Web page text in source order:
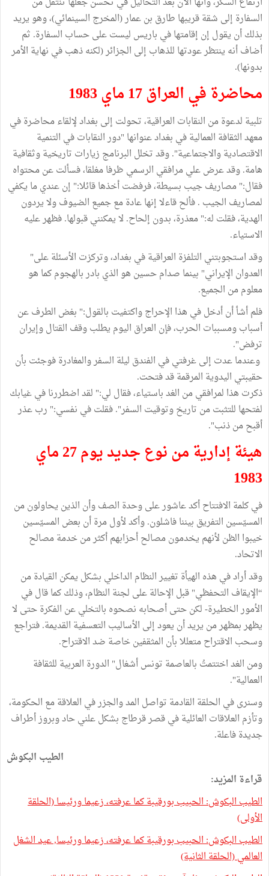
السفارة إلى شقة قريبها طارق بن عمار (المخرج السينمائي)، وهو يريد
بذلك أن يقول إن إقامتها في باريس ليست على حساب السفارة. ثم
أضاف أنه ينتظر عودتها للذهاب إلى الجزائر (لكنه ذهب في نهاية الأمر
بدونها).
محاضرة في العراق 17 ماي 1983
تلبية لدعوة من النقابات العراقية، تحولت إلى بغداد لإلقاء محاضرة في
معهد الثقافة العمالية في بغداد عنوانها "دور النقابات في التنمية
الاقتصادية والاجتماعية". وقد تخلل البرنامج زيارات تاريخية وثقافية
هامة. وقد عرض علي مرافقي الرسمي ظرفا مغلقا، فسألت عن محتواه
فقال:" مصاريف جيب بسيطة، فرفضت أخذها قائلا:" إن عندي ما يكفي
لمصاريف الجيب . فألح قاءلا إنها عادة مع جميع الضيوف ولا يردون
الهدية، فقلت له:" معذرة، بدون إلحاح. لا يمكنني قبولها. فظهر عليه
الاستياء.
وقد استجوبتني التلفزة العراقية في بغداد، وتركزت الأسئلة على"
العدوان الإيراني" بينما صدام حسين هو الذي بادر بالهجوم كما هو
معلوم من الجميع.
فلم أشأ أن أدخل في هذا الإحراج واكتفيت بالقول:" بغض الطرف عن
أسباب ومسببات الحرب، فإن العراق اليوم يطلب وقف القتال وإيران
ترفض".
وعندما عدت إلى غرفتي في الفندق ليلة السفر والمغادرة فوجئت بأن
حقيبتي اليدوية المرقمة قد فتحت.
ذكرت هذا لمرافقي من الغد باستياء، فقال لي:" لقد اضطررنا في غيابك
لفتحها للتثبت من تاريخ وتوقيت السفر". فقلت في نفسي:" رب عذر
أقبح من ذنب".
هيئة إدارية من نوع جديد يوم 27 ماي
1983
في كلمة الافتتاح أكد عاشور على وحدة الصف وأن الذين يحاولون من
المسيّسين التفريق بيننا فاشلون. وأكد لأول مرة أن بعض المسيّسين
خيبوا الظن لأنهم يخدمون مصالح أحزابهم أكثر من خدمة مصالح
الاتحاد.
وقد أراد في هذه الهيأة تغيير النظام الداخلي بشكل يمكن القيادة من
“الإيقاف التحفظي" قبل الإحالة على لجنة النظام، وذلك كما قال في
الأمور الخطيرة- لكن حتى أصحابه نصحوه بالتخلي عن الفكرة حتى لا
يظهر بمظهر من يريد أن يعود إلى الأساليب التعسفية القديمة. فتراجع
وسحب الاقتراح متعللا بأن المثقفين خاصة ضد الاقتراح.
ومن الغد اختتمتُ بالعاصمة تونس أشغال" الدورة العربية للثقافة
العمالية".
وسنرى في الحلقة القادمة تواصل المد والجزر في العلاقة مع الحكومة،
وتأزم العلاقات العائلية في قصر قرطاج بشكل علني حاد وبروز أطراف
جديدة فاعلة.
الطيب البكوش
قراءة المزيد:
الطيب البكوش: الحبيب بورقيبة كما عرفته، زعيما ورئيسا (الحلقة
الأولى)
الطيب البكوش: الحبيب بورقيبة كما عرفته، زعيما ورئيسا, عيد الشغل
العالمي (الحلقة الثانية)